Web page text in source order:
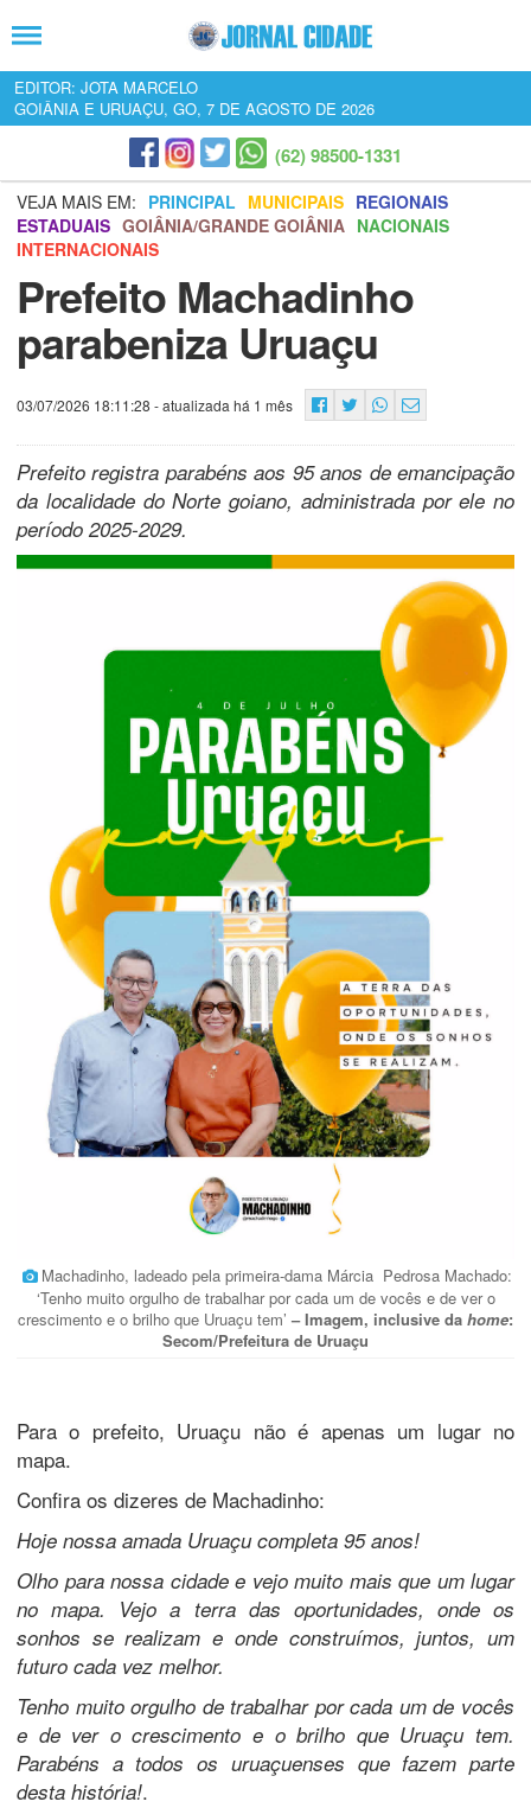
EDITOR: JOTA MARCELO
GOIÂNIA E URUAÇU, GO, 7 DE AGOSTO DE 2026
(62) 98500-1331
VEJA MAIS EM: PRINCIPAL MUNICIPAIS REGIONAIS
ESTADUAIS GOIÂNIA/GRANDE GOIÂNIA NACIONAIS
INTERNACIONAIS
Prefeito Machadinho
parabeniza Uruaçu
03/07/2026 18:11:28 - atualizada há 1 mês
Prefeito registra parabéns aos 95 anos de emancipação
da localidade do Norte goiano, administrada por ele no
período 2025-2029.
Machadinho, ladeado pela primeira-dama Márcia Pedrosa Machado:
‘Tenho muito orgulho de trabalhar por cada um de vocês e de ver o
crescimento e o brilho que Uruaçu tem’ – Imagem, inclusive da home:
Secom/Prefeitura de Uruaçu
Para o prefeito, Uruaçu não é apenas um lugar no
mapa.
Confira os dizeres de Machadinho:
Hoje nossa amada Uruaçu completa 95 anos!
Olho para nossa cidade e vejo muito mais que um lugar
no mapa. Vejo a terra das oportunidades, onde os
sonhos se realizam e onde construímos, juntos, um
futuro cada vez melhor.
Tenho muito orgulho de trabalhar por cada um de vocês
e de ver o crescimento e o brilho que Uruaçu tem.
Parabéns a todos os uruaçuenses que fazem parte
desta história!.